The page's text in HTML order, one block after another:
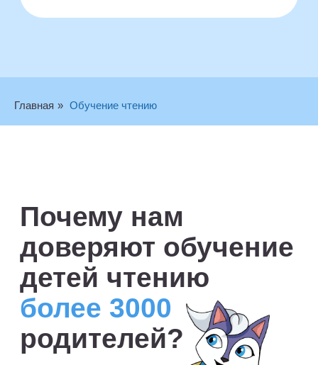
Главная » Обучение чтению
5 000+
учеников
соответствующие возрасту.
Интерактивные обучающие игры
понятные методики
преподавания и домашние
задания.
Индивидуальный
подход